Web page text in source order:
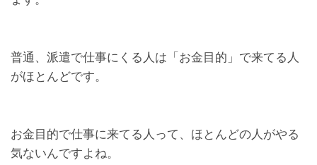
普通、派遣で仕事にくる人は「お金目的」で来てる人
がほとんどです。
お金目的で仕事に来てる人って、ほとんどの人がやる
気ないんですよね。